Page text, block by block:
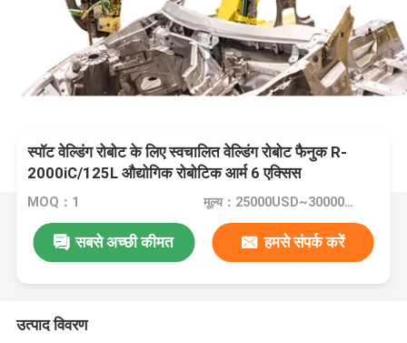
स्पॉट वेल्डिंग रोबोट के लिए स्वचालित वेल्डिंग रोबोट फैनुक R-
2000iC/125L औद्योगिक रोबोटिक आर्म 6 एक्सिस
MOQ：1 मूल्य：25000USD~30000USD
सबसे अच्छी कीमत हमसे संपर्क करें
उत्पाद विवरण